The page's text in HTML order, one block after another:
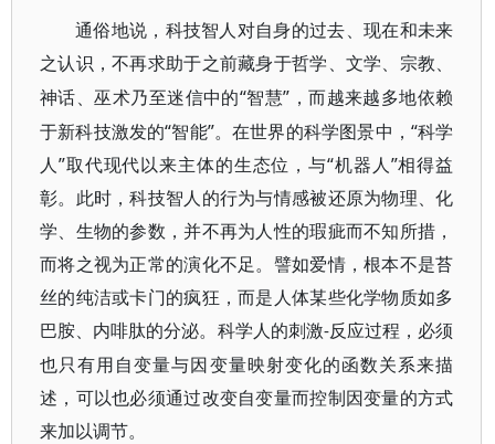
通俗地说，科技智人对自身的过去、现在和未来
之认识，不再求助于之前藏身于哲学、文学、宗教、
神话、巫术乃至迷信中的“智慧”，而越来越多地依赖
于新科技激发的“智能”。在世界的科学图景中，“科学
人”取代现代以来主体的生态位，与“机器人”相得益
彰。此时，科技智人的行为与情感被还原为物理、化
学、生物的参数，并不再为人性的瑕疵而不知所措，
而将之视为正常的演化不足。譬如爱情，根本不是苔
丝的纯洁或卡门的疯狂，而是人体某些化学物质如多
巴胺、内啡肽的分泌。科学人的刺激-反应过程，必须
也只有用自变量与因变量映射变化的函数关系来描
述，可以也必须通过改变自变量而控制因变量的方式
来加以调节。